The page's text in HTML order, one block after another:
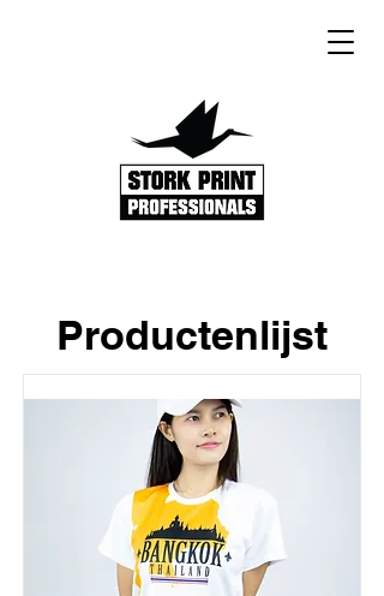
Productenlijst